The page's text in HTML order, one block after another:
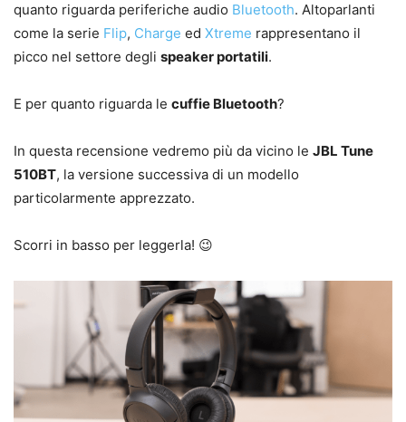
quanto riguarda periferiche audio Bluetooth. Altoparlanti
come la serie Flip, Charge ed Xtreme rappresentano il
picco nel settore degli speaker portatili.
E per quanto riguarda le cuffie Bluetooth?
In questa recensione vedremo più da vicino le JBL Tune
510BT, la versione successiva di un modello
particolarmente apprezzato.
Scorri in basso per leggerla! 😉